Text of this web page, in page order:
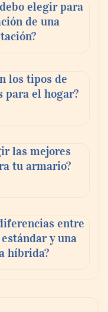
elegir para
de una
los tipos de
para el hogar?
las mejores
tu armario?
entre
y una
híbrida?